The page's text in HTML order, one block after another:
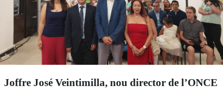
Joffre José Veintimilla, nou director de l’ONCE